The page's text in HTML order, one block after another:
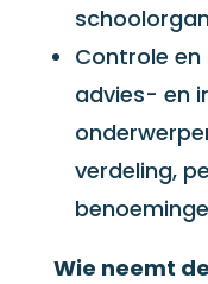
Controle en
advies- en
verdeling,
Wie neemt